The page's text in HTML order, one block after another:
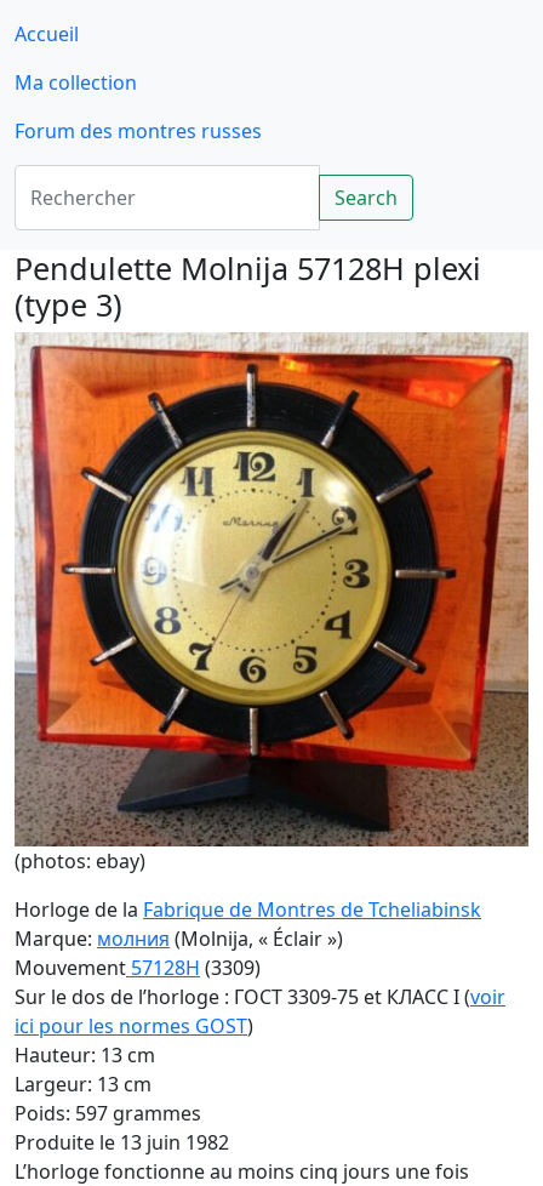
Accueil
Ma collection
Forum des montres russes
Rechercher
Search
Pendulette Molnija 57128H plexi
(type 3)
(photos: ebay)
Horloge de la Fabrique de Montres de Tcheliabinsk
Marque: молния (Molnija, « Éclair »)
Mouvement 57128H (3309)
Sur le dos de l’horloge : ГОСТ 3309-75 et КЛАСС I (voir
ici pour les normes GOST)
Hauteur: 13 cm
Largeur: 13 cm
Poids: 597 grammes
Produite le 13 juin 1982
L’horloge fonctionne au moins cinq jours une fois